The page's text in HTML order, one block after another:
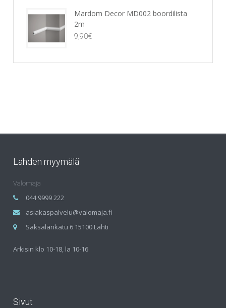
Mardom Decor MD002 boordilista
2m
9,90€
Lahden myymälä
Valomaja
044 9999 222
asiakaspalvelu@valomaja.fi
Saksalankatu 6 15100 Lahti
Arkisin klo 10-18, la 10-16
Sivut